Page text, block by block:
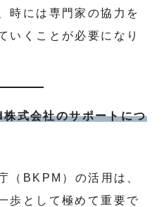
時には専門家の協力を
いくことが必要になり
式会社のサポートにつ
（BKPM）の活用は、
歩として極めて重要で